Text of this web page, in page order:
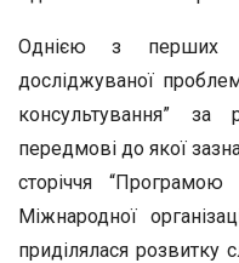
Однією з перших
досліджуваної
консультування”
передмові до якої
сторіччя “Програмою
Міжнародної
приділялася розвитку